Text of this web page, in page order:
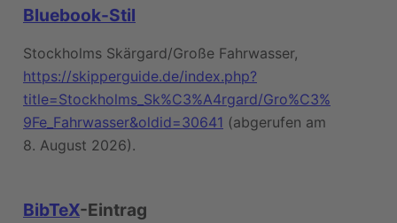
Bluebook-Stil
Stockholms Skärgard/Große Fahrwasser,
https://skipperguide.de/index.php?
title=Stockholms_Sk%C3%A4rgard/Gro%C3%
9Fe_Fahrwasser&oldid=30641 (abgerufen am
8. August 2026).
BibTeX-Eintrag